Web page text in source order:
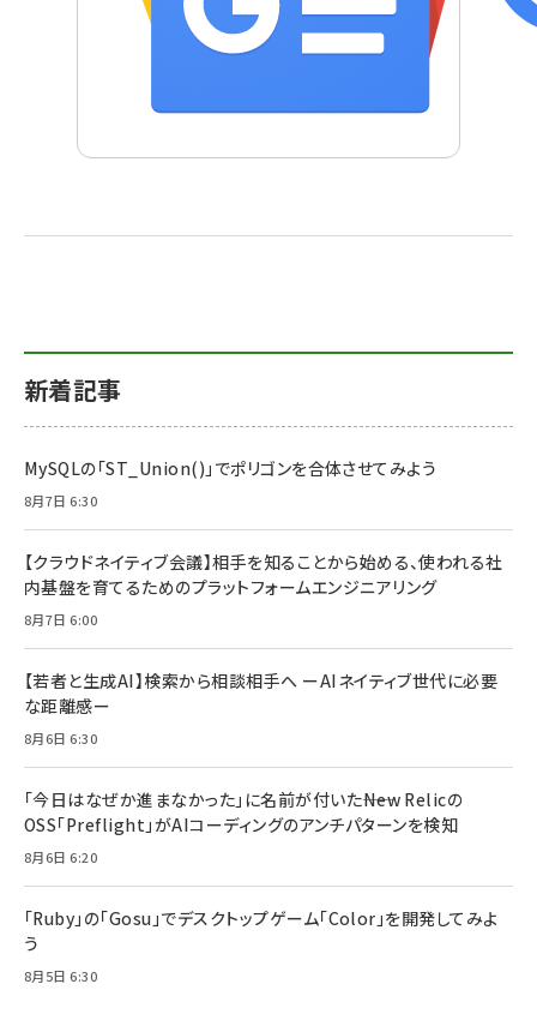
新着記事
MySQLの「ST_Union()」でポリゴンを合体させてみよう
8月7日 6:30
【クラウドネイティブ会議】相手を知ることから始める、使われる社
内基盤を育てるためのプラットフォームエンジニアリング
8月7日 6:00
【若者と生成AI】検索から相談相手へ ーAIネイティブ世代に必要
な距離感ー
8月6日 6:30
「今日はなぜか進まなかった」に名前が付いた――New Relicの
OSS「Preflight」がAIコーディングのアンチパターンを検知
8月6日 6:20
「Ruby」の「Gosu」でデスクトップゲーム「Color」を開発してみよ
う
8月5日 6:30